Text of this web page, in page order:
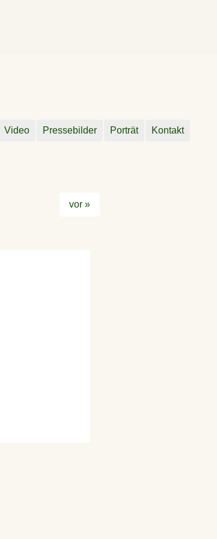
Video Pressebilder Porträt Kontakt
vor »